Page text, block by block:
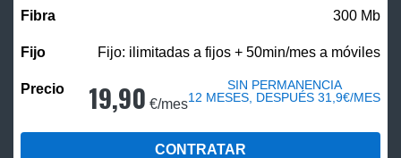
300 Mb
Fijo: ilimitadas a fijos + 50min/mes a móviles
19,90 €/mes
SIN PERMANENCIA
12 MESES, DESPUÉS 31,9€/MES
CONTRATAR